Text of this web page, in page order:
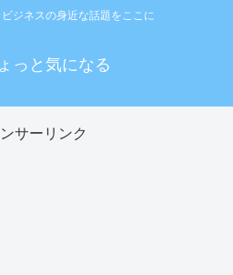
ジネスの身近な話題をここに
っと気になる
サーリンク